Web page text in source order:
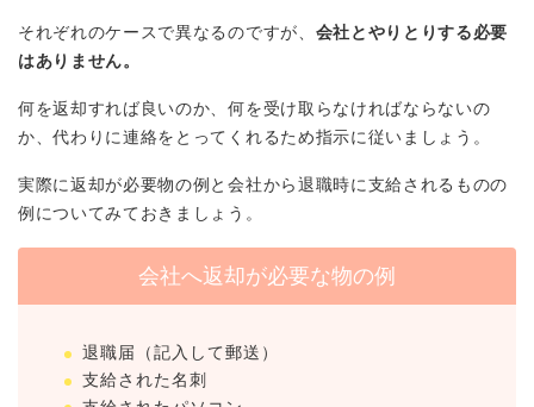
それぞれのケースで異なるのですが、 会社とやりとりする必要
はありません。
何を返却すれば良いのか、何を受け取らなければならないの
か、代わりに連絡をとってくれるため指示に従いましょう。
実際に返却が必要物の例と会社から退職時に支給されるものの
例についてみておきましょう。
会社へ返却が必要な物の例
退職届（記入して郵送）
支給された名刺